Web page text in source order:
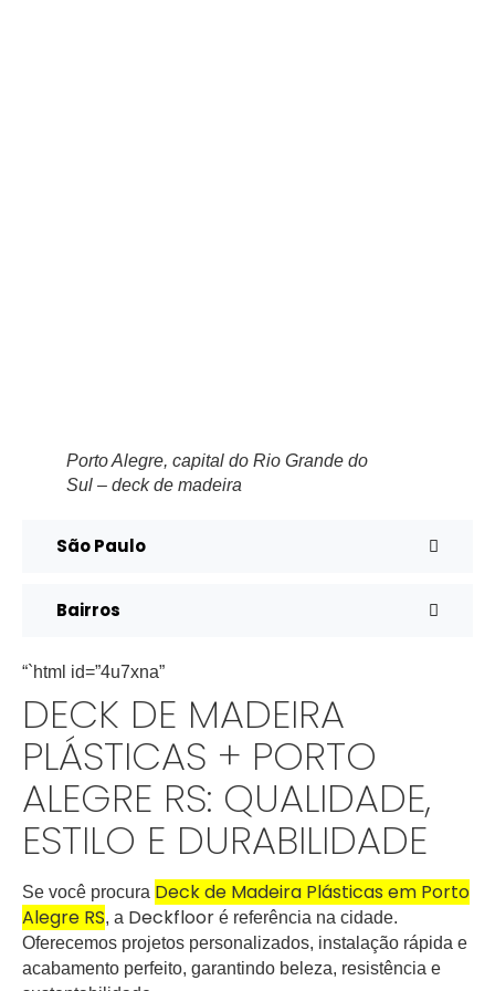
Porto Alegre, capital do Rio Grande do
Sul – deck de madeira
São Paulo
Bairros
“`html id=”4u7xna”
DECK DE MADEIRA
PLÁSTICAS + PORTO
ALEGRE RS: QUALIDADE,
ESTILO E DURABILIDADE
Se você procura Deck de Madeira Plásticas em Porto
Alegre RS, a Deckfloor é referência na cidade.
Oferecemos projetos personalizados, instalação rápida e
acabamento perfeito, garantindo beleza, resistência e